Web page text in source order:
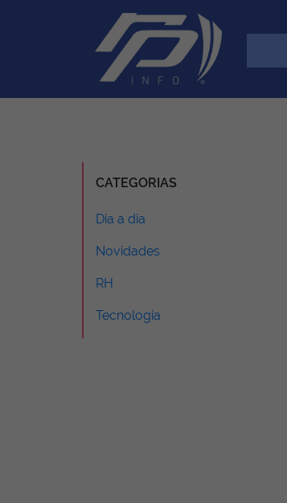
CATEGORIAS
Dia a dia
Novidades
RH
Tecnologia